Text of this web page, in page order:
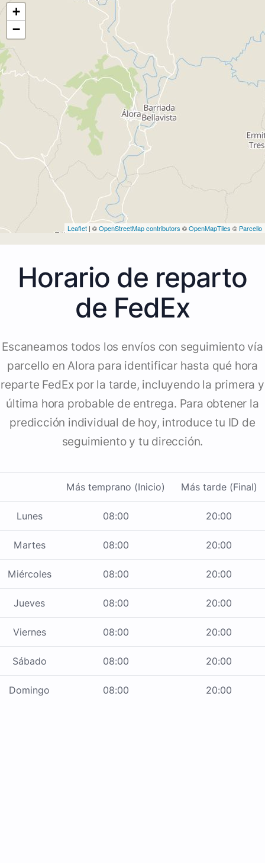
+
−
Leaflet | ©OpenStreetMap contributors ©OpenMapTiles © Parcello
Horario de reparto
de FedEx
Escaneamos todos los envíos con seguimiento vía
parcello en Alora para identificar hasta qué hora
reparte FedEx por la tarde, incluyendo la primera y
última hora probable de entrega. Para obtener la
predicción individual de hoy, introduce tu ID de
seguimiento y tu dirección.
Más temprano (Inicio) Más tarde (Final)
Lunes 08:00 20:00
Martes 08:00 20:00
Miércoles 08:00 20:00
Jueves 08:00 20:00
Viernes 08:00 20:00
Sábado 08:00 20:00
Domingo 08:00 20:00